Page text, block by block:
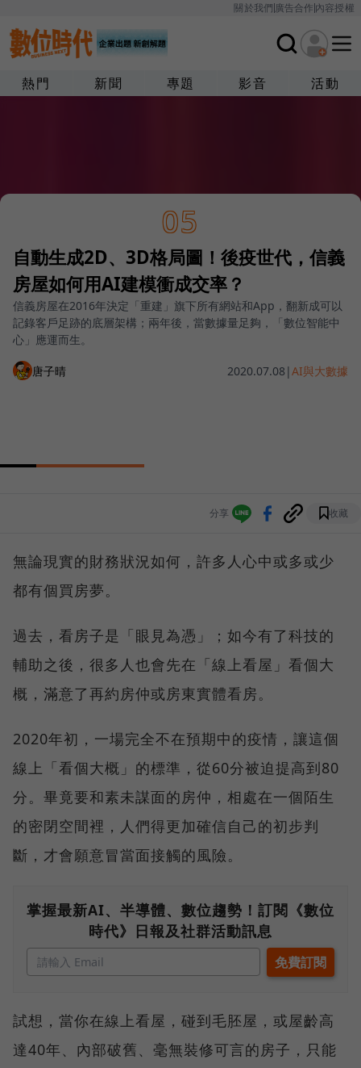
關於我們廣告合作內容授權
熱門 新聞 專題 影音 活動
05
自動生成2D、3D格局圖！後疫世代，信義
房屋如何用AI建模衝成交率？
信義房屋在2016年決定「重建」旗下所有網站和App，翻新成可以
記錄客戶足跡的底層架構；兩年後，當數據量足夠，「數位智能中
心」應運而生。
唐子晴 2020.07.08 |AI與大數據
分享 收藏
無論現實的財務狀況如何，許多人心中或多或少
都有個買房夢。
過去，看房子是「眼見為憑」；如今有了科技的
輔助之後，很多人也會先在「線上看屋」看個大
概，滿意了再約房仲或房東實體看房。
2020年初，一場完全不在預期中的疫情，讓這個
線上「看個大概」的標準，從60分被迫提高到80
分。畢竟要和素未謀面的房仲，相處在一個陌生
的密閉空間裡，人們得更加確信自己的初步判
斷，才會願意冒當面接觸的風險。
掌握最新AI、半導體、數位趨勢！訂閱《數位
時代》日報及社群活動訊息
試想，當你在線上看屋，碰到毛胚屋，或屋齡高
達40年、內部破舊、毫無裝修可言的房子，只能